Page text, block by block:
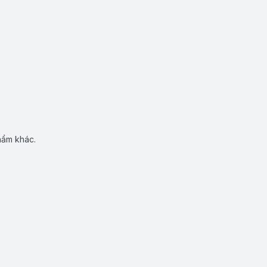
khác.